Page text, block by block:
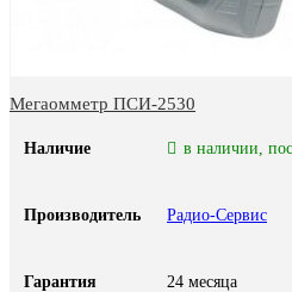
Мегаомметр ПСИ-2530
Наличие в наличии,
Производитель Радио-Сервис
Гарантия 24 месяца